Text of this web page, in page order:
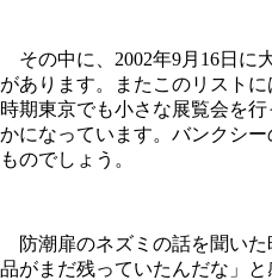
その中に、2002年9月16日に
があります。またこのリスト
時期東京でも小さな展覧会を
かになっています。バンクシ
ものでしょう。
防潮扉のネズミの話を聞いた
品がまだ残っていたんだな」